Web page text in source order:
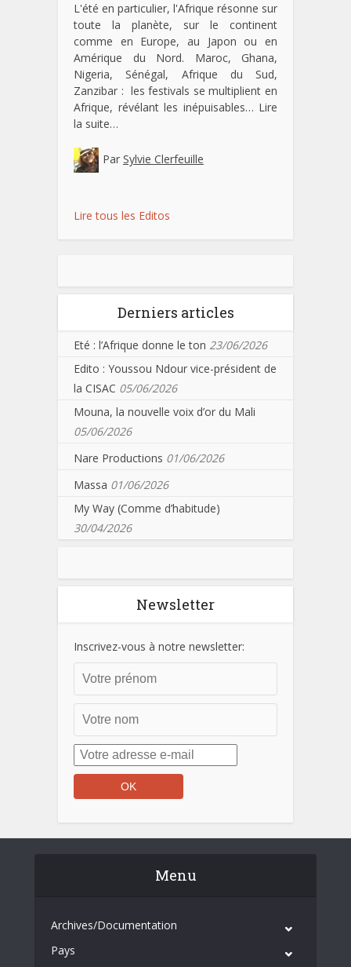
L'été en particulier, l'Afrique résonne sur
toute la planète, sur le continent
comme en Europe, au Japon ou en
Amérique du Nord. Maroc, Ghana,
Nigeria, Sénégal, Afrique du Sud,
Zanzibar : les festivals se multiplient en
Afrique, révélant les inépuisables… Lire
la suite…
Par Sylvie Clerfeuille
Lire tous les Editos
Derniers articles
Eté : l’Afrique donne le ton 23/06/2026
Edito : Youssou Ndour vice-président de
la CISAC 05/06/2026
Mouna, la nouvelle voix d’or du Mali
05/06/2026
Nare Productions 01/06/2026
Massa 01/06/2026
My Way (Comme d’habitude)
30/04/2026
Newsletter
Inscrivez-vous à notre newsletter:
Menu
Archives/Documentation
Pays